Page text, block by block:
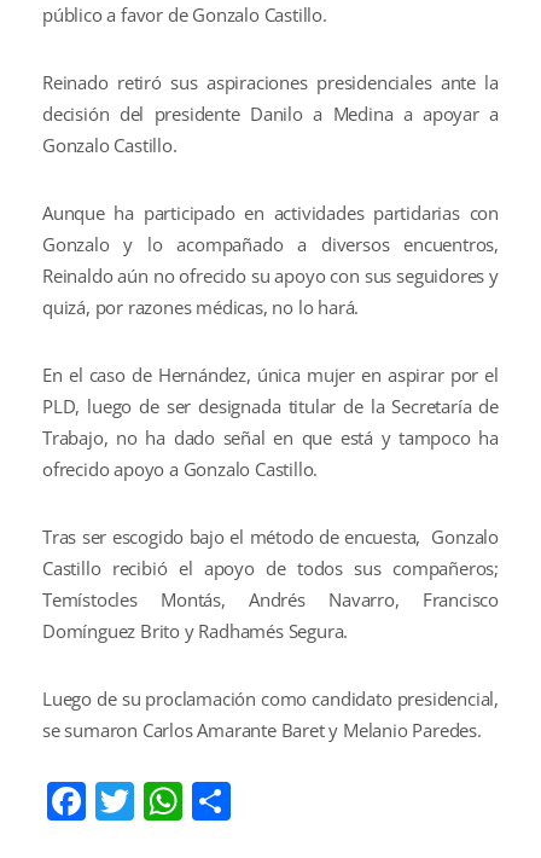
público a favor de Gonzalo Castillo.
Reinado retiró sus aspiraciones presidenciales ante la
decisión del presidente Danilo a Medina a apoyar a
Gonzalo Castillo.
Aunque ha participado en actividades partidarias con
Gonzalo y lo acompañado a diversos encuentros,
Reinaldo aún no ofrecido su apoyo con sus seguidores y
quizá, por razones médicas, no lo hará.
En el caso de Hernández, única mujer en aspirar por el
PLD, luego de ser designada titular de la Secretaría de
Trabajo, no ha dado señal en que está y tampoco ha
ofrecido apoyo a Gonzalo Castillo.
Tras ser escogido bajo el método de encuesta, Gonzalo
Castillo recibió el apoyo de todos sus compañeros;
Temístocles Montás, Andrés Navarro, Francisco
Domínguez Brito y Radhamés Segura.
Luego de su proclamación como candidato presidencial,
se sumaron Carlos Amarante Baret y Melanio Paredes.
Facebook
TwitterWhatsApp